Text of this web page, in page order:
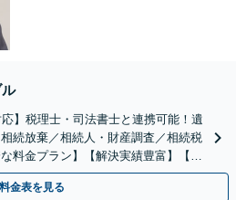
】税理士・司法書士と連携可能！遺
続放棄／相続人・財産調査／相続税
料金プラン】【解決実績豊富】【電
料金表を見る